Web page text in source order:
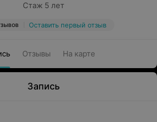
Стаж 5 лет
Оставить первый отзыв
Отзывы На карте
Запись